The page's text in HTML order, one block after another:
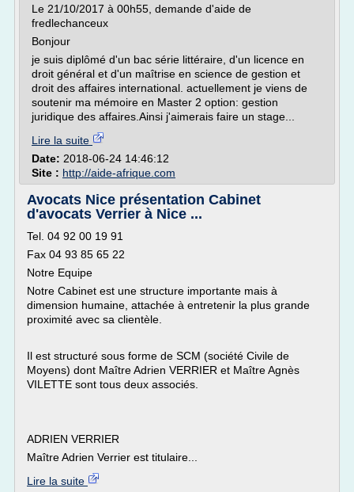
Le 21/10/2017 à 00h55, demande d'aide de
fredlechanceux
Bonjour
je suis diplômé d'un bac série littéraire, d'un licence en
droit général et d'un maîtrise en science de gestion et
droit des affaires international. actuellement je viens de
soutenir ma mémoire en Master 2 option: gestion
juridique des affaires.Ainsi j'aimerais faire un stage...
Lire la suite
Date: 2018-06-24 14:46:12
Site : http://aide-afrique.com
Avocats Nice présentation Cabinet
d'avocats Verrier à Nice ...
Tel. 04 92 00 19 91
Fax 04 93 85 65 22
Notre Equipe
Notre Cabinet est une structure importante mais à
dimension humaine, attachée à entretenir la plus grande
proximité avec sa clientèle.
Il est structuré sous forme de SCM (société Civile de
Moyens) dont Maître Adrien VERRIER et Maître Agnès
VILETTE sont tous deux associés.
ADRIEN VERRIER
Maître Adrien Verrier est titulaire...
Lire la suite